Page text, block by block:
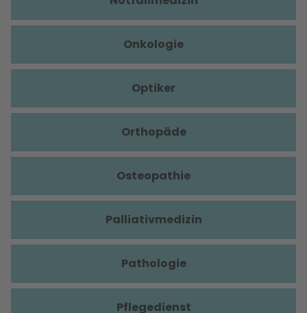
Onkologie
Optiker
Orthopäde
Osteopathie
Palliativmedizin
Pathologie
Pflegedienst